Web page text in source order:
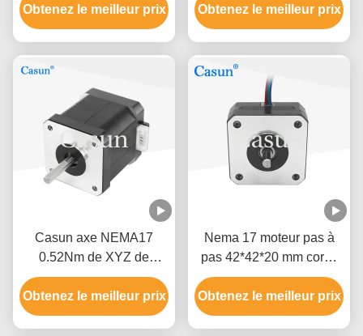
avec ISO CE
Obtenez le meilleur prix
haute précision de 2
phases
Obtenez le meilleur prix
Casun axe NEMA17
0.52Nm de XYZ de
moteur de progression de
2 phases
Obtenez le meilleur prix
Nema 17 moteur pas à
pas 42*42*20 mm corps
ultrafin 1.0A 130mN.m
pour équipement médical
Obtenez le meilleur prix